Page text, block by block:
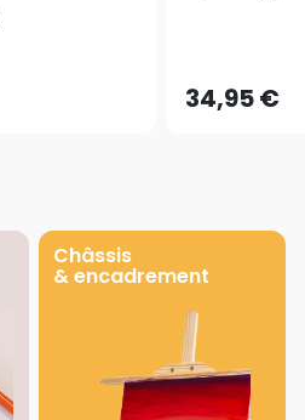
34,95 €
Châssis
& encadrement